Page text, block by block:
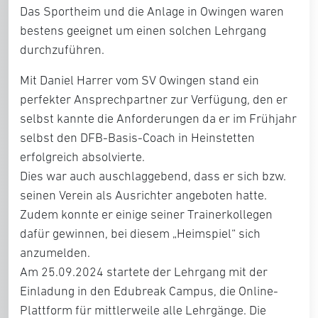
Das Sportheim und die Anlage in Owingen waren
bestens geeignet um einen solchen Lehrgang
durchzuführen.
Mit Daniel Harrer vom SV Owingen stand ein
perfekter Ansprechpartner zur Verfügung, den er
selbst kannte die Anforderungen da er im Frühjahr
selbst den DFB-Basis-Coach in Heinstetten
erfolgreich absolvierte.
Dies war auch auschlaggebend, dass er sich bzw.
seinen Verein als Ausrichter angeboten hatte.
Zudem konnte er einige seiner Trainerkollegen
dafür gewinnen, bei diesem „Heimspiel“ sich
anzumelden.
Am 25.09.2024 startete der Lehrgang mit der
Einladung in den Edubreak Campus, die Online-
Plattform für mittlerweile alle Lehrgänge. Die